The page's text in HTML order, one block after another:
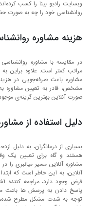
وبسایت رادیو بینا را کسب
روانشناسی خود را چه به صورت
هزینه مشاوره
در مقایسه با مشاوره
مراتب کمتر است. علاوه براین
مشاوره باعث صرفه‌جویی در
مشخص، قادر به تعیین مشاوره
صورت آنلاین بهترین گزینه‌ی
دلیل استفاده از
بسیاری از درمانگران، به دلیل
هستند و گاه برای تعیین یک وقت
مشاوره آنلاین مسیر میانبری را
آنلاین، به این خاطر است که
فرض وجود دارد، مراجعه کننده
پاسخ دادن به پرسش ها باعث
توجه به شدت مشکل مطرح شده،